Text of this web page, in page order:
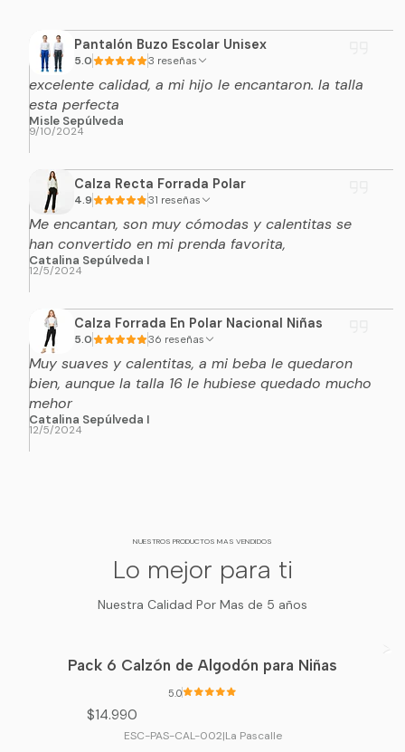
Pantalón Buzo Escolar Unisex
5.0 3 reseñas
excelente calidad, a mi hijo le encantaron. la talla
esta perfecta
Misle Sepúlveda
9/10/2024
Calza Recta Forrada Polar
4.9 31 reseñas
Me encantan, son muy cómodas y calentitas se
han convertido en mi prenda favorita,
Catalina Sepúlveda I
12/5/2024
Calza Forrada En Polar Nacional Niñas
5.0 36 reseñas
Muy suaves y calentitas, a mi beba le quedaron
bien, aunque la talla 16 le hubiese quedado mucho
mehor
Catalina Sepúlveda I
12/5/2024
NUESTROS PRODUCTOS MAS VENDIDOS
Lo mejor para ti
Nuestra Calidad Por Mas de 5 años
Pack 6 Calzón de Algodón para Niñas
5.0
$14.990
ESC-PAS-CAL-002|La Pascalle